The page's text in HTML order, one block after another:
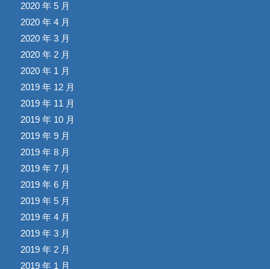
2020 年 5 月
2020 年 4 月
2020 年 3 月
2020 年 2 月
2020 年 1 月
2019 年 12 月
2019 年 11 月
2019 年 10 月
2019 年 9 月
2019 年 8 月
2019 年 7 月
2019 年 6 月
2019 年 5 月
2019 年 4 月
2019 年 3 月
2019 年 2 月
2019 年 1 月